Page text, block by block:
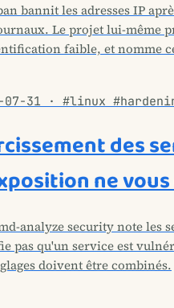
bannit les adresses IP
Le projet lui-même
faible, et nomme
07-31 · #linux
des
ne
analyze security note les
pas qu'un service est
doivent être combinés.